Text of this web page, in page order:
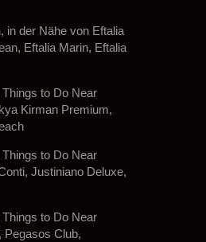
in der Nähe von Eftalia
Eftalia Marin, Eftalia
to Do Near
Kirman Premium,
to Do Near
Justiniano Deluxe,
to Do Near
Pegasos Club,